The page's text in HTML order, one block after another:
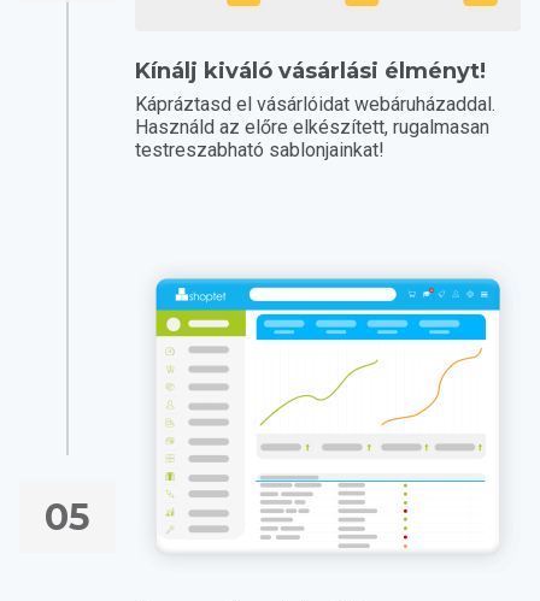
Kínálj kiváló vásárlási élményt!
Kápráztasd el vásárlóidat webáruházaddal.
Használd az előre elkészített, rugalmasan
testreszabható sablonjainkat!
05